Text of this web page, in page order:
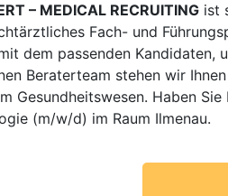
– MEDICAL RECRUITING ist
Fach- und
dem passenden
Beraterteam stehen wir
Gesundheitswesen. Haben
(m/w/d) im Raum Ilmenau.